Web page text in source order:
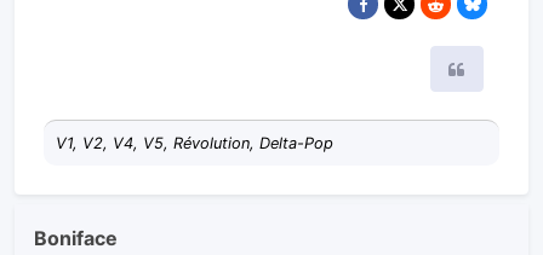
V1, V2, V4, V5, Révolution, Delta-Pop
Boniface